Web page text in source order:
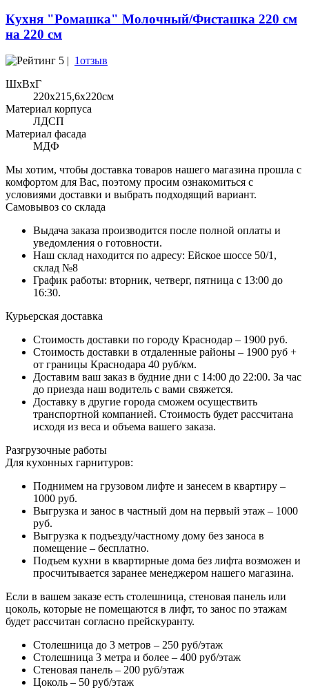
Кухня "Ромашка" Молочный/Фисташка 220 см
на 220 см
5 | 1отзыв
ШхВхГ
220x215,6х220см
Материал корпуса
ЛДСП
Материал фасада
МДФ
Мы хотим, чтобы доставка товаров нашего магазина прошла с
комфортом для Вас, поэтому просим ознакомиться с
условиями доставки и выбрать подходящий вариант.
Самовывоз со склада
Выдача заказа производится после полной оплаты и
уведомления о готовности.
Наш склад находится по адресу: Ейское шоссе 50/1,
склад №8
График работы: вторник, четверг, пятница с 13:00 до
16:30.
Курьерская доставка
Стоимость доставки по городу Краснодар – 1900 руб.
Стоимость доставки в отдаленные районы – 1900 руб +
от границы Краснодара 40 руб/км.
Доставим ваш заказ в будние дни с 14:00 до 22:00. За час
до приезда наш водитель с вами свяжется.
Доставку в другие города сможем осуществить
транспортной компанией. Стоимость будет рассчитана
исходя из веса и объема вашего заказа.
Разгрузочные работы
Для кухонных гарнитуров:
Поднимем на грузовом лифте и занесем в квартиру –
1000 руб.
Выгрузка и занос в частный дом на первый этаж – 1000
руб.
Выгрузка к подъезду/частному дому без заноса в
помещение – бесплатно.
Подъем кухни в квартирные дома без лифта возможен и
просчитывается заранее менеджером нашего магазина.
Если в вашем заказе есть столешница, стеновая панель или
цоколь, которые не помещаются в лифт, то занос по этажам
будет рассчитан согласно прейскуранту.
Столешница до 3 метров – 250 руб/этаж
Столешница 3 метра и более – 400 руб/этаж
Стеновая панель – 200 руб/этаж
Цоколь – 50 руб/этаж